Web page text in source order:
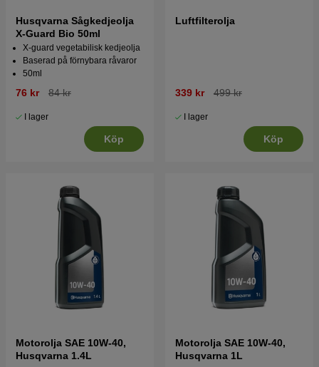
Husqvarna Sågkedjeolja
X-Guard Bio 50ml
X-guard vegetabilisk kedjeolja
Baserad på förnybara råvaror
50ml
76 kr 84 kr
I lager
Köp
Luftfilterolja
339 kr 499 kr
I lager
Köp
Motorolja SAE 10W-40,
Husqvarna 1.4L
Motorolja SAE 10W-40,
Husqvarna 1L